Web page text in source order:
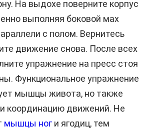
На выдохе поверните корпус
выполняя боковой мах
с полом. Вернитесь
движение снова. После всех
упражнение на пресс стоя
Функциональное упражнение
мышцы живота, но также
координацию движений. Не
мышцы ног и ягодиц, тем